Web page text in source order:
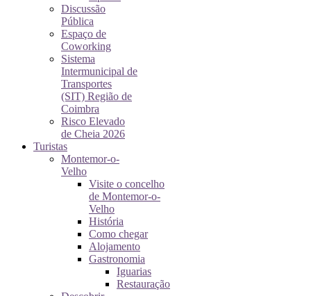
Discussão
Pública
Espaço de
Coworking
Sistema
Intermunicipal de
Transportes
(SIT) Região de
Coimbra
Risco Elevado
de Cheia 2026
Turistas
Montemor-o-
Velho
Visite o concelho
de Montemor-o-
Velho
História
Como chegar
Alojamento
Gastronomia
Iguarias
Restauração